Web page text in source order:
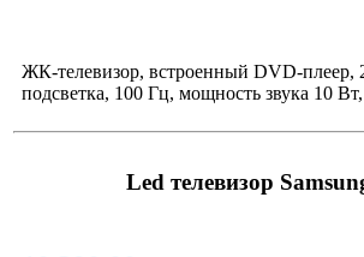
ЖК-телевизор, встроенный DVD-
подсветка, 100 Гц, мощность звука 10
Led телевизор